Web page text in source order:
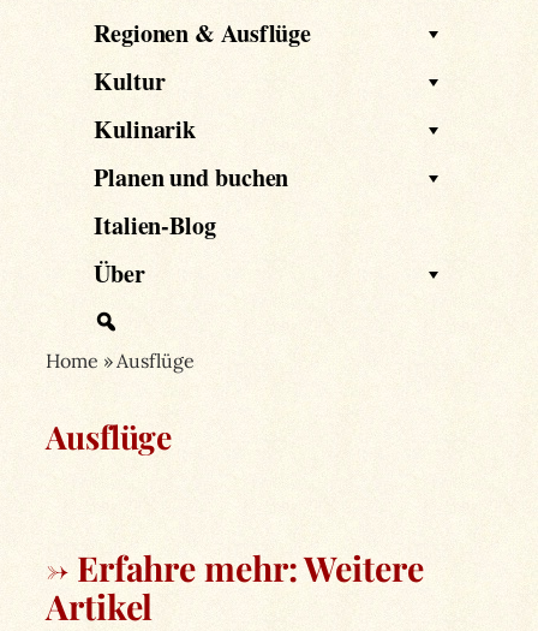
Regionen & Ausflüge
Kultur
Kulinarik
Planen und buchen
Italien-Blog
Über
Home »Ausflüge
Ausflüge
→ Erfahre mehr: Weitere
Artikel